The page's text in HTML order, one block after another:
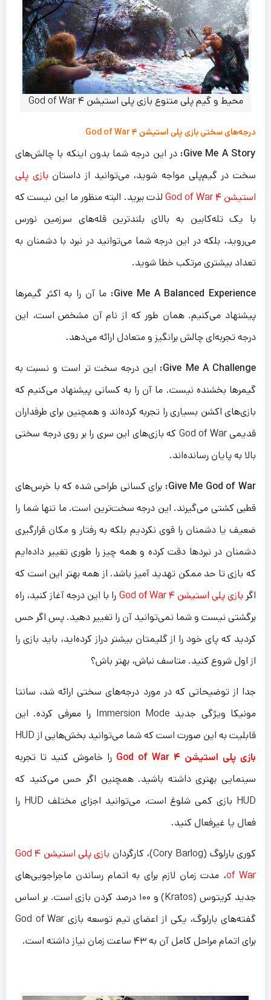
محیط و گیم پلی متنوع بازی پلی استیشن ۴ God of War
درجه‌های سختی بازی پلی استیشن ۴ God of War
Give Me A Story: در این درجه شما بدون اینکه با چالش‌‌های
سخت در گیم‌پلی مواجه شوید، می‌توانید از داستانبازی پلی
استیشن ۴ God of War
لذت ببرید. البته منظور ما این نیست که
با یک تله‌کابین به بالای بلندترین قله‌های سرزمین نورس
می‌روید، بلکه در این درجه شما می‌توانید در نبرد با دشمنان به
تعداد بیشتری مرتکب خطا شوید.
Give Me A Balanced Experience: ما آن را به اکثر گیمرها
پیشنهاد می‌کنیم. همان طور که از نام آن مشخص است، این
درجه تجربه‌ای چالش برانگیز و متعادل ارائه می‌دهد.
Give Me A Challenge: این درجه سخت تر است و نسبت به
گیمرها بخشنده نیست. ما آن را به کسانی پیشنهاد می‌کنیم که
بازی‌های اکشن بسیاری را تجربه کرده‌اند و همچنین برای طرفداران
قدیمی God of War که بازی‌های این سری را بر روی درجه‌ سختی
بالا به پایان رسانده‌اند.
Give Me God of War: برای کسانی طراحی شده که با خرس‌های
قطبی کشتی می‌گیرند. این درجه سخت‌ترین است. ما تنها شما را
ضعیف یا دشمنان را قوی نکردیم بلکه به رفتار و مکان قرارگیری
دشمنان در نبردها دقت کرده و همه چیز را طوری تغییر داده‌ایم
که بازی تا حد ممکن تهدید آمیز باشد. از همه بهتر این است که
اگربازی پلی استیشن ۴ God of War
را با این درجه آغاز کنید، راه
برگشتی نیست و شما نمی‌توانید آن را تغییر دهید. پس اگر حس
کردید که پای خود را از گلیمتان بیشتر دراز کرده‌اید، باید بازی را
از اول شروع کنید. متاسف نباش، بهتر باش؟
جدا از توضیحاتی که در مورد درجه‌های سختی ارائه شد، سانتا
مونیکا ویژگی جدید Immersion Mode را معرفی کرده. این
قابلیت به این صورت است که شما می‌توانید بخش‌هایی از HUD
بازی پلی استیشن ۴ God of War
را خاموش کنید تا تجربه‌
سینمایی بهتری داشته باشید. همچنین اگر حس می‌کنید که
HUD بازی کمی شلوغ است، می‌توانید اجزای مختلف HUD را
فعال یا غیرفعال کنید.
کوری بارلوگ (Cory Barlog)، کارگردان
بازی پلی استیشن ۴ God
of War، مدت زمان لازم برای به اتمام رساندن ماجراجویی‌های
جدید کریتوس (Kratos) و ۱۰۰ درصد کردن بازی است. بر اساس
گفته‌های بارلوگ، یکی از اعضای تیم توسعه بازی God of War
برای اتمام مراحل کامل آن به ۴۳ ساعت زمان نیاز داشته است.